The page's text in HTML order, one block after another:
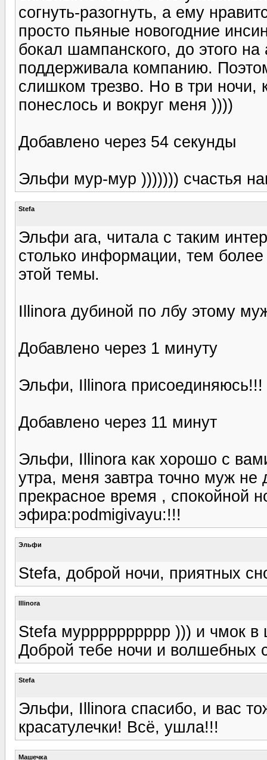
согнуть-разогнуть, а ему
просто пьяные новогодние
бокал шампанского, до этого
поддерживала компанию.
слишком трезво. Но в три ночи,
понеслось и вокруг меня ))))
Добавлено через 54 секунды
Эльфи мур-мур ))))))) счастья
Stefa
Эльфи ага, читала с таким
столько информации, тем
этой темы.
Illinora дубиной по лбу этому
Добавлено через 1 минуту
Эльфи, Illinora
Добавлено через 11 минут
Эльфи, Illinora как хорошо с
утра, меня завтра точно муж не
прекрасное время , спокойной
эфира:podmigivayu:!!!
Эльфи
Stefa, доброй ночи, приятных
Illinora
Stefa мурррррррррр ))) и чмок в
Доброй тебе ночи и волшебных
Stefa
Эльфи, Illinora спасибо, и вас
красатулечки! Всё, ушла!!!
Машечка